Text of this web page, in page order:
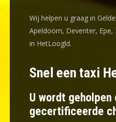
Wij helpen u graag in
Apeldoorn, Deventer,
in HetLoogld.
Snel een taxi
U wordt geholpen
gecertificeerde